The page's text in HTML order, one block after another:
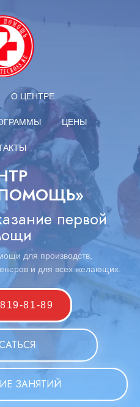
О ЦЕНТРЕ
ЦЕНЫ
первой
для производств,
и для всех желающих.
81-89
ЗАНЯТИЙ